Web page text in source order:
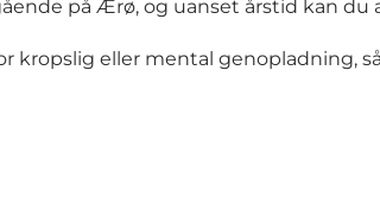
på Ærø, og uanset årstid kan du
kropslig eller mental genopladning,